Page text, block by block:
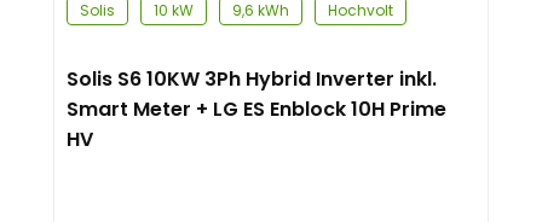
Solis
10 kW 9,6 kWh Hochvolt
Solis S6 10KW 3Ph Hybrid Inverter inkl.
Smart Meter + LG ES Enblock 10H Prime
HV